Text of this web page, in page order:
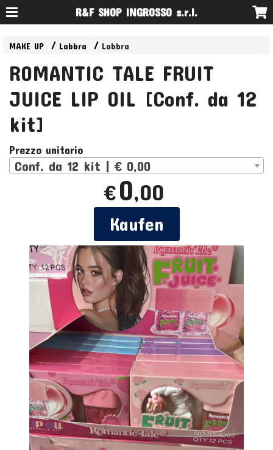
R&F SHOP INGROSSO s.r.l.
MAKE UP Labbra Labbra
ROMANTIC TALE FRUIT
JUICE LIP OIL [Conf. da 12
kit]
Prezzo unitario
Conf. da 12 kit | € 0,00
€0,00
Kaufen